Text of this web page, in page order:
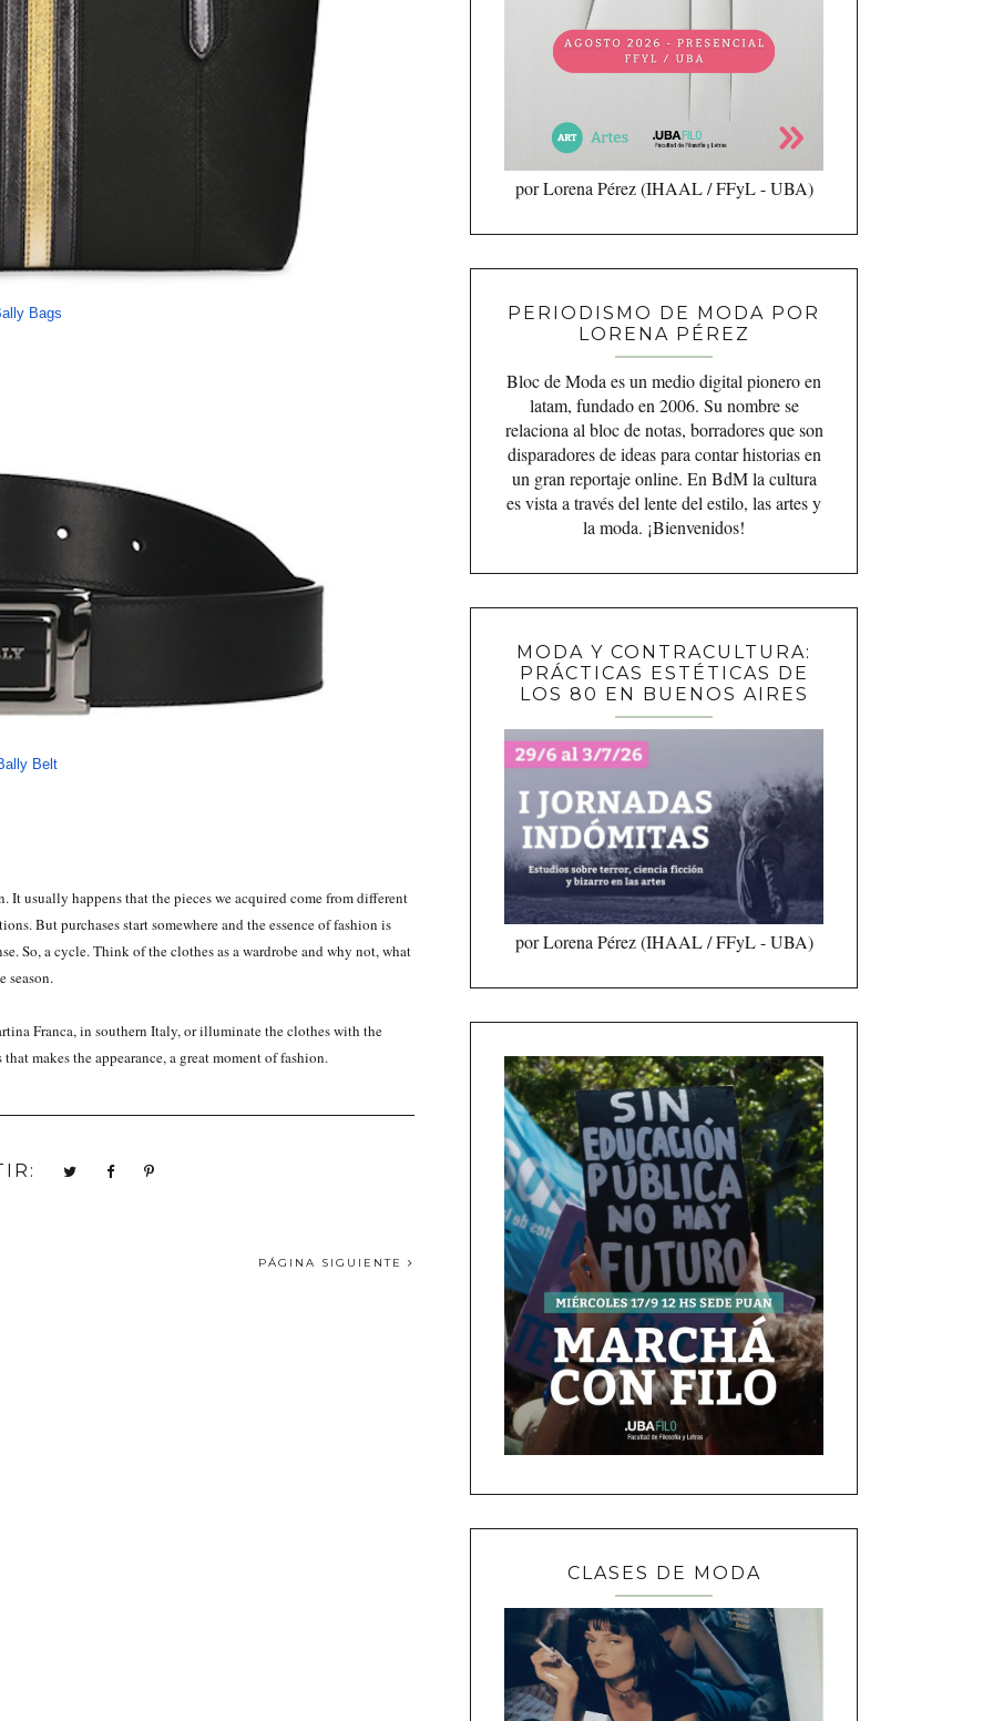
Bags
Belt
It usually happens that the pieces we acquired come from different
But purchases start somewhere and the essence of fashion is
So, a cycle. Think of the clothes as a wardrobe and why not, what
season.
Franca, in southern Italy, or illuminate the clothes with the
makes the appearance, a great moment of fashion.
PÁGINA SIGUIENTE
por Lorena Pérez (IHAAL / FFyL - UBA)
PERIODISMO DE MODA POR
LORENA PÉREZ
Bloc de Moda es un medio digital pionero en
latam, fundado en 2006. Su nombre se
relaciona al bloc de notas, borradores que son
disparadores de ideas para contar historias en
un gran reportaje online. En BdM la cultura
es vista a través del lente del estilo, las artes y
la moda. ¡Bienvenidos!
MODA Y CONTRACULTURA:
PRÁCTICAS ESTÉTICAS DE
LOS 80 EN BUENOS AIRES
por Lorena Pérez (IHAAL / FFyL - UBA)
CLASES DE MODA